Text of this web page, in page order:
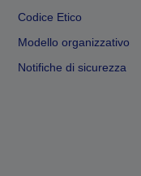
Codice Etico
Modello organizzativo
Notifiche di sicurezza